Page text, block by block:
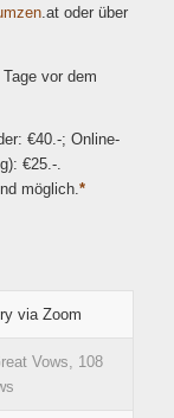
.at oder über
vor dem
€40.-; Online-
€25.-.
möglich. *
via Zoom
Vows, 108